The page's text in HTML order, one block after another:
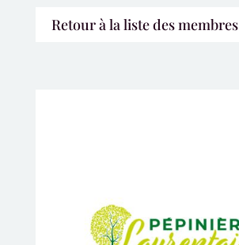
Retour à la liste des membres